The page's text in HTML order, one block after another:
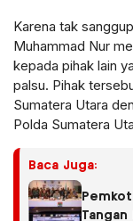
Karena tak
Muhammad Nur
kepada pihak lain
palsu. Pihak
Sumatera Utara
Polda Sumatera
Baca Juga: